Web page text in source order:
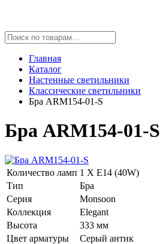
Главная
Каталог
Настенные светильники
Классические светильники
Бра ARM154-01-S
Бра ARM154-01-S
Количество ламп 1 Х E14 (40W)
Тип
Бра
Серия
Monsoon
Коллекция
Elegant
Высота
333 мм
Цвет арматуры
Серый антик